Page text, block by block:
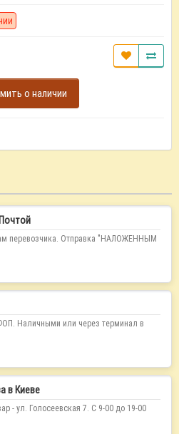
о наличии
перевозчика. Отправка "НАЛОЖЕННЫМ
Наличными или через терминал в
в Киеве
- ул. Голосеевская 7. С 9-00 до 19-00